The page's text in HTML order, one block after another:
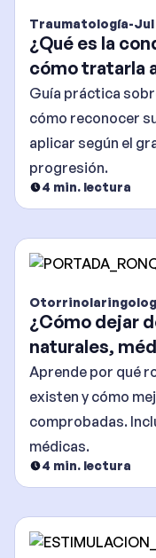
Traumatología-Jul
¿Qué es la
cómo tratarla
Guía práctica
cómo reconocer
aplicar según el
progresión.
4 min. lectura
¿Cómo dejar
naturales,
efectivas
Aprende por qué
existen y cómo
comprobadas.
médicas.
4 min. lectura